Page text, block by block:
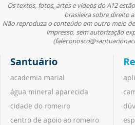
Os textos, fotos, artes e vídeos do A12
brasileira sobre direito
Não reproduza o conteúdo em outro meio
impresso, sem autorização
Santuário
academia marial
água mineral aparecida
cidade do romeiro
centro de apoio ao romeiro